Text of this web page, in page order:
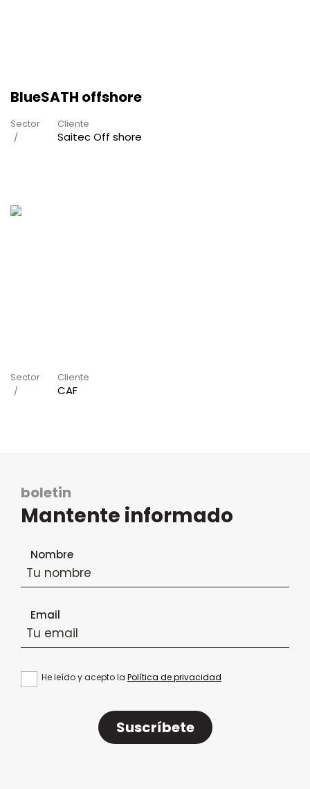
BlueSATH offshore
Sector Cliente
Saitec Off shore
Sector Cliente
CAF
boletin
Mantente informado
Formulario de suscripción al boletín
Nombre
Email
He leído y acepto la Política de privacidad
Suscríbete